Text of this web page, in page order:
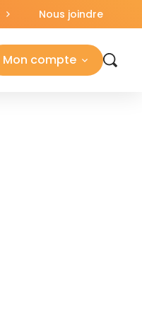
Nous joindre
Mon compte